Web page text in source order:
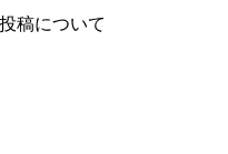
稿について